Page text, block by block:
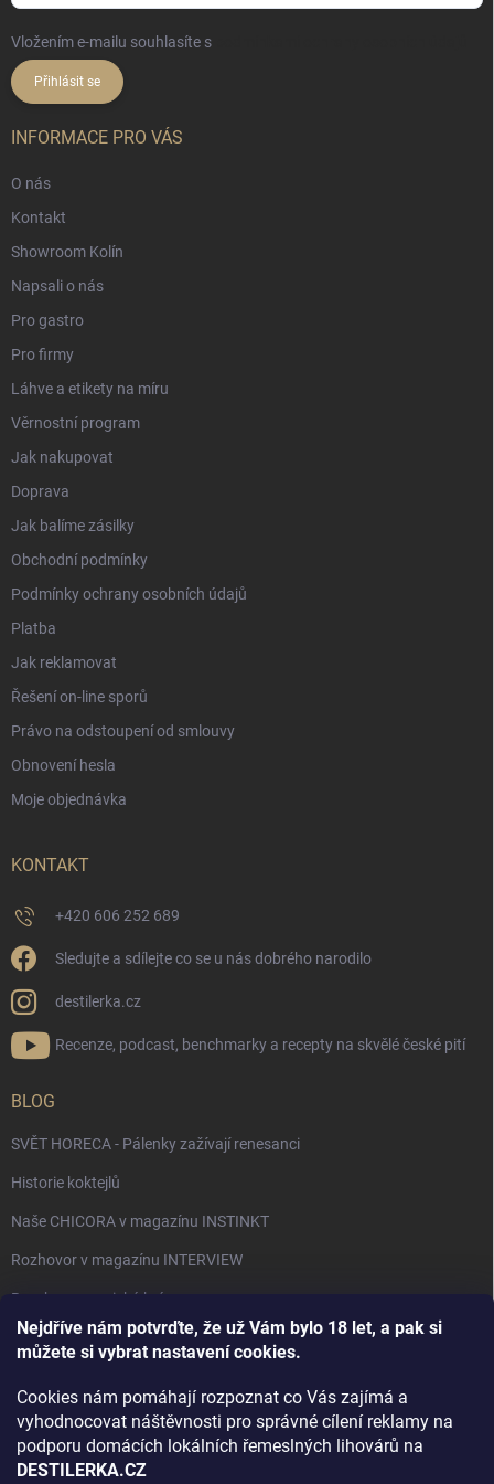
Nejdříve nám potvrďte, že už Vám bylo 18 let, a pak si
můžete si vybrat nastavení cookies.
Cookies nám pomáhají rozpoznat co Vás zajímá a
vyhodnocovat náštěvnosti pro správné cílení reklamy na
podporu domácích lokálních řemeslných lihovárů na
DESTILERKA.CZ
Vložením e-mailu souhlasíte s
Přihlásit se
INFORMACE PRO VÁS
O nás
Kontakt
Showroom Kolín
Napsali o nás
Pro gastro
Pro firmy
Láhve a etikety na míru
Věrnostní program
Jak nakupovat
Doprava
Jak balíme zásilky
Obchodní podmínky
Podmínky ochrany osobních údajů
Platba
Jak reklamovat
Řešení on-line sporů
Právo na odstoupení od smlouvy
Obnovení hesla
Moje objednávka
KONTAKT
+420 606 252 689
Sledujte a sdílejte co se u nás dobrého narodilo
destilerka.cz
Recenze, podcast, benchmarky a recepty na skvělé české pití
BLOG
SVĚT HORECA - Pálenky zažívají renesanci
Historie koktejlů
Naše CHICORA v magazínu INSTINKT
Rozhovor v magazínu INTERVIEW
Bourbon, americká krása.
Napsali v TÝDNU o naší práci
Rozhovor s DESTILERKA.CZ v magazínu DRINKING-CAT
Jak vybrat dárek na Vánoce